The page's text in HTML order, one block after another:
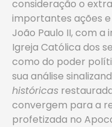
consideração o
importantes ações
João Paulo II, com
Igreja Católica dos
como do poder
sua análise
históricas
convergem para a
profetizada no